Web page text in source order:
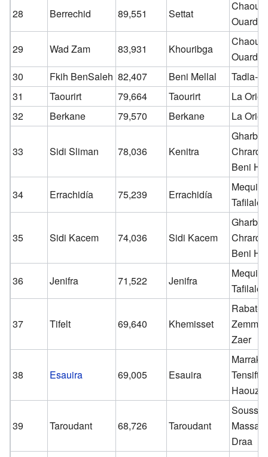
28
Berrechid 89,551 Settat
29
Wad Zam 83,931 Khouribga
30
Fkih BenSaleh 82,407 Beni Mellal
Tadla-
31
Taourirt 79,664 Taourirt
La
32
Berkane 79,570 Berkane La
33 Sidi Sliman 78,036 Kenitra
Gharb-
Beni
34
Errachidía 75,239 Errachidía
Tafilalet
35 Sidi Kacem 74,036 Sidi Kacem
Gharb-
Beni
36
Jenifra 71,522 Jenifra
Tafilalet
37 Tifelt 69,640 Khemisset
Rabat-
Zaer
38 Esauira 69,005 Esauira
Tensift-
Haouz
39 Taroudant 68,726 Taroudant
Souss-
Massa-
Draa